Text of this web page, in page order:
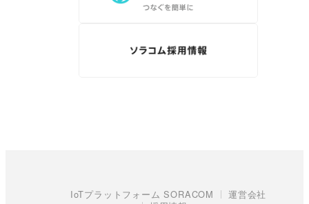
IoTプラットフォーム SORACOM
運営会社